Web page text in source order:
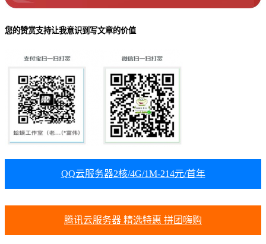
您的赞赏支持让我意识到写文章的价值
QQ云服务器2核/4G/1M-214元/首年
腾讯云服务器 精选特惠 拼团嗨购